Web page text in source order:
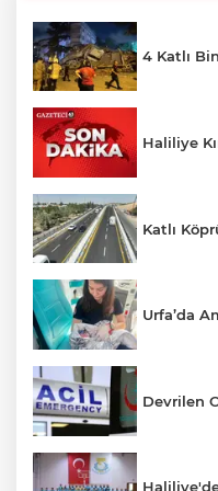
4 Katlı
Haliliye
Katlı
Urfa’da
Devrilen